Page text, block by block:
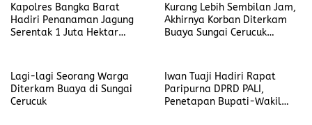
Kapolres Bangka Barat
Hadiri Penanaman Jagung
Serentak 1 Juta Hektar
2025
Kurang Lebih Sembilan Jam,
Akhirnya Korban Diterkam
Buaya Sungai Cerucuk
Lagi-lagi Seorang Warga
Diterkam Buaya di Sungai
Cerucuk
Iwan Tuaji Hadiri Rapat
Paripurna DPRD PALI,
Penetapan Bupati-Wakil